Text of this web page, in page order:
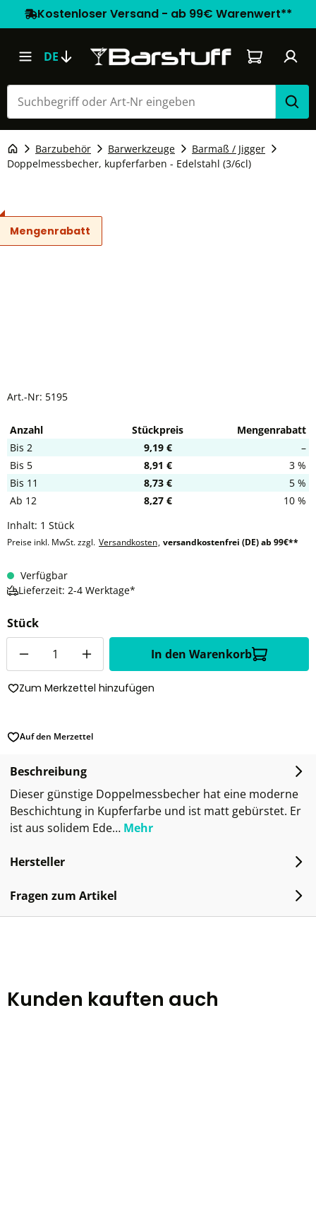
Kostenloser Versand - ab 99€ Warenwert**
DE Warenkorb
Barzubehör Barwerkzeuge
Barmaß / Jigger
Doppelmessbecher, kupferfarben - Edelstahl (3/6cl)
Mengenrabatt
Art.-Nr: 5195
Anzahl Stückpreis
Mengenrabatt
Bis 2 9,19 €
–
Bis 5 8,91 €
3 %
Bis 11 8,73 €
5 %
Ab 12 8,27 €
10 %
Inhalt: 1 Stück
Preise inkl. MwSt. zzgl. Versandkosten, versandkostenfrei (DE) ab 99€**
Verfügbar
Lieferzeit: 2-4 Werktage*
Stück
In den Warenkorb
Zum Merkzettel hinzufügen
Auf den Merzettel
Beschreibung
Dieser günstige Doppelmessbecher hat eine moderne
Beschichtung in Kupferfarbe und ist matt gebürstet. Er
ist aus solidem Ede… Mehr
Hersteller
Fragen zum Artikel
Kunden kauften auch